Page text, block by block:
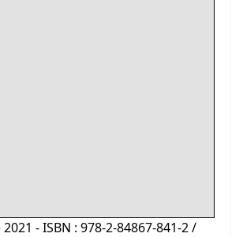
- ISBN : 978-2-84867-841-2 /